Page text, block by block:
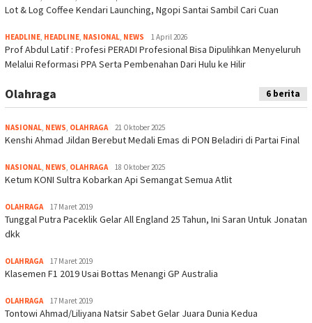
Lot & Log Coffee Kendari Launching, Ngopi Santai Sambil Cari Cuan
HEADLINE, HEADLINE, NASIONAL, NEWS 1 April 2026
Prof Abdul Latif : Profesi PERADI Profesional Bisa Dipulihkan Menyeluruh
Melalui Reformasi PPA Serta Pembenahan Dari Hulu ke Hilir
Olahraga 6 berita
NASIONAL NEWS OLAHRAGA 21 Oktober 2025
Kenshi Ahmad Jildan Berebut Medali Emas di PON Beladiri di Partai Final
NASIONAL NEWS OLAHRAGA 18 Oktober 2025
Ketum KONI Sultra Kobarkan Api Semangat Semua Atlit
OLAHRAGA 17 Maret 2019
Tunggal Putra Paceklik Gelar All England 25 Tahun, Ini Saran Untuk Jonatan
dkk
OLAHRAGA 17 Maret 2019
Klasemen F1 2019 Usai Bottas Menangi GP Australia
OLAHRAGA 17 Maret 2019
Tontowi Ahmad/Liliyana Natsir Sabet Gelar Juara Dunia Kedua